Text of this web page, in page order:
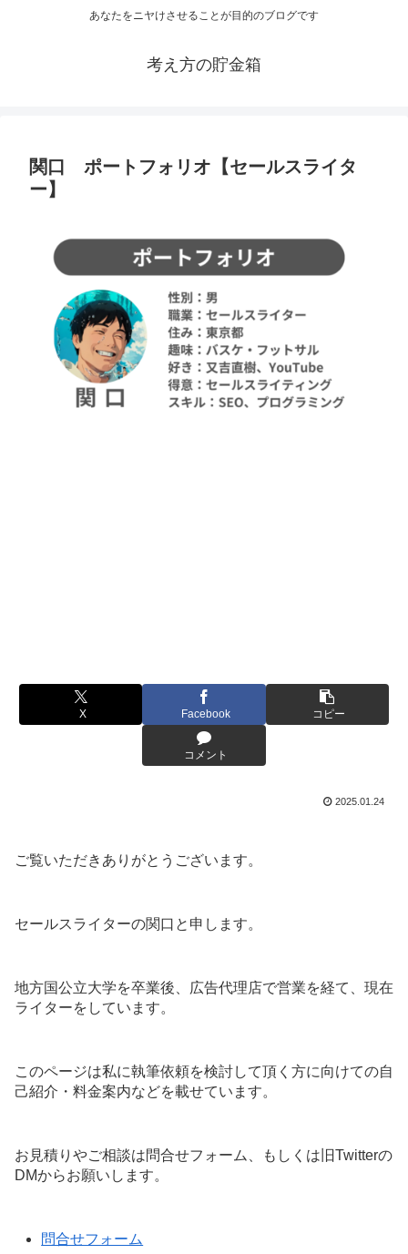
あなたをニヤけさせることが目的のブログです
考え方の貯金箱
関口 ポートフォリオ【セールスライタ
ー】
X Facebook コピー
コメント
2025.01.24
ご覧いただきありがとうございます。
セールスライターの関口と申します。
地方国公立大学を卒業後、広告代理店で営業を経て、現在
ライターをしています。
このページは私に執筆依頼を検討して頂く方に向けての自
己紹介・料金案内などを載せています。
お見積りやご相談は問合せフォーム、もしくは旧Twitterの
DMからお願いします。
問合せフォーム